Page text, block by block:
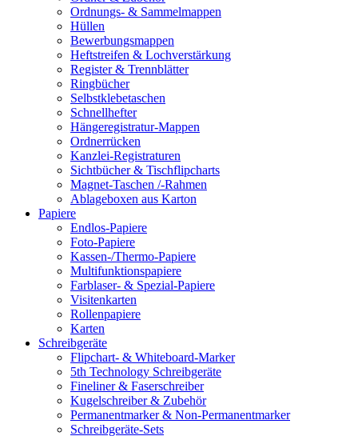
Ordnungs- & Sammelmappen
Hüllen
Bewerbungsmappen
Heftstreifen & Lochverstärkung
Register & Trennblätter
Ringbücher
Selbstklebetaschen
Schnellhefter
Hängeregistratur-Mappen
Ordnerrücken
Kanzlei-Registraturen
Sichtbücher & Tischflipcharts
Magnet-Taschen /-Rahmen
Ablageboxen aus Karton
Papiere
Endlos-Papiere
Foto-Papiere
Kassen-/Thermo-Papiere
Multifunktionspapiere
Farblaser- & Spezial-Papiere
Visitenkarten
Rollenpapiere
Karten
Schreibgeräte
Flipchart- & Whiteboard-Marker
5th Technology Schreibgeräte
Fineliner & Faserschreiber
Kugelschreiber & Zubehör
Permanentmarker & Non-Permanentmarker
Schreibgeräte-Sets